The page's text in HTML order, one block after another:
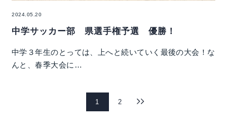
2024.05.20
中学サッカー部 県選手権予選 優勝！
中学３年生のとっては、上へと続いていく最後の大会！な
んと、春季大会に…
1 2